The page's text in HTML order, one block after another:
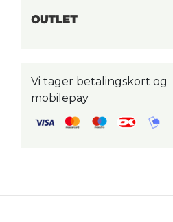
OUTLET
Vi tager betalingskort og
mobilepay